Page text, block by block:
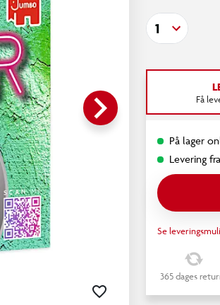
keyboard_arrow_right
1
Få
På lager
Levering
Se
365 dages